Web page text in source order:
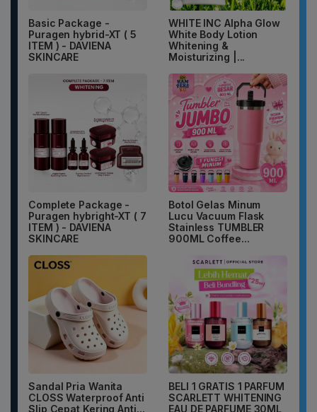
Basic Package -
Puragen hybrid-XT ( 5
ITEM ) - DAVIENA
SKINCARE
WHITE INC Alpha Glow
White Body Lotion
Whitening &
Moisturizing |...
Complete Package -
Puragen hybright-XT ( 7
ITEM ) - DAVIENA
SKINCARE
Botol Gelas Minum
Lucu Vacuum Flask
Stainless TUMBLER
900ML Coffee...
Sandal Pria Wanita
CLOSS Waterproof Anti
Slip Cepat Kering Anti...
BELI 1 GRATIS 1 PARFUM
SCARLETT WHITENING
EAU DE PARFUME 30ML